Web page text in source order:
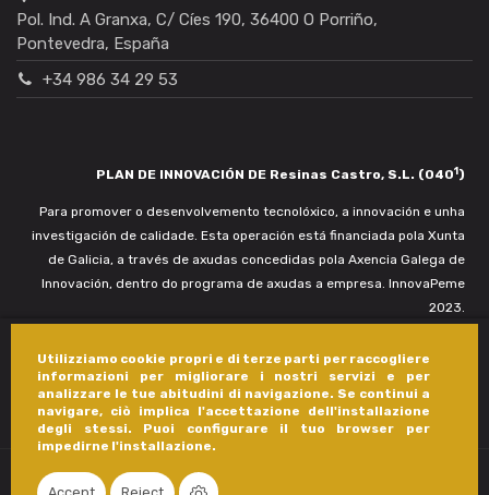
Utilizziamo cookie propri e di terze parti per raccogliere
informazioni per migliorare i nostri servizi e per
analizzare le tue abitudini di navigazione. Se continui a
navigare, ciò implica l'accettazione dell'installazione
degli stessi. Puoi configurare il tuo browser per
impedirne l'installazione.
Pol. Ind. A Granxa, C/ Cíes 190, 36400 O Porriño,
Pontevedra, España
+34 986 34 29 53
PLAN DE INNOVACIÓN DE Resinas Castro, S.L. (0401)
Para promover o desenvolvemento tecnolóxico, a innovación e unha
investigación de calidade. Esta operación está financiada pola Xunta
de Galicia, a través de axudas concedidas pola Axencia Galega de
Innovación, dentro do programa de axudas a empresa. InnovaPeme
2023.